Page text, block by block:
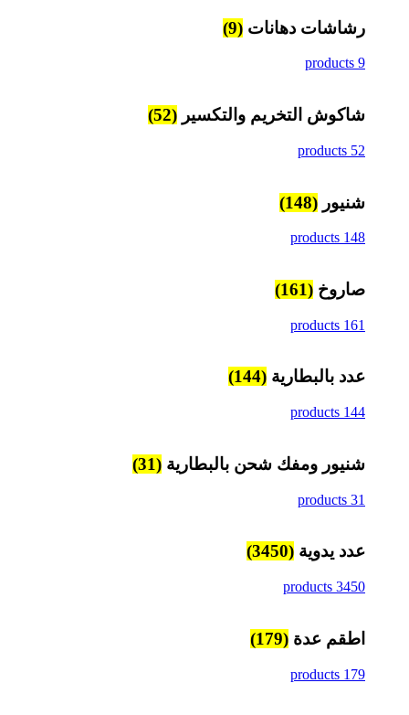
رشاشات دهانات (9)
9 products
شاكوش التخريم والتكسير (52)
52 products
شنيور (148)
148 products
صاروخ (161)
161 products
عدد بالبطارية (144)
144 products
شنيور ومفك شحن بالبطارية (31)
31 products
عدد يدوية (3450)
3450 products
اطقم عدة (179)
179 products